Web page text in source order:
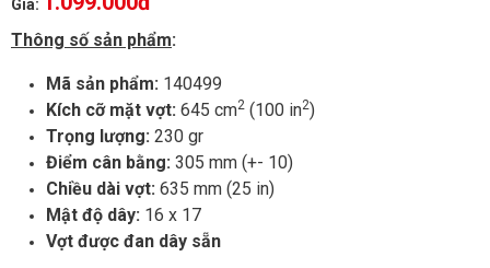
Giá:
Thông số sản phẩm:
Mã sản phẩm: 140499
Kích cỡ mặt vợt: 645 cm2 (100 in2)
Trọng lượng: 230 gr
Điểm cân bằng: 305 mm (+- 10)
Chiều dài vợt: 635 mm (25 in)
Mật độ dây: 16 x 17
Vợt được đan dây sẵn